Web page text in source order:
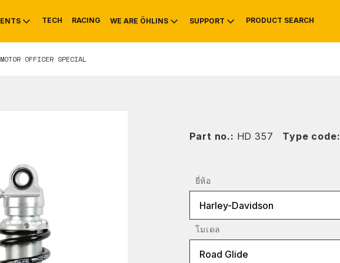
MOUNTAIN BIKE
TECH RACING WE ARE ÖHLINS
HISTORY
SUPPORT
SERVICE INFO & RECALLS
PRODUCT SEARCH
OFFICER SPECIAL
Part no.: HD 357 Type code:
ยี่ห้อ
Harley-Davidson
โมเดล
Road Glide